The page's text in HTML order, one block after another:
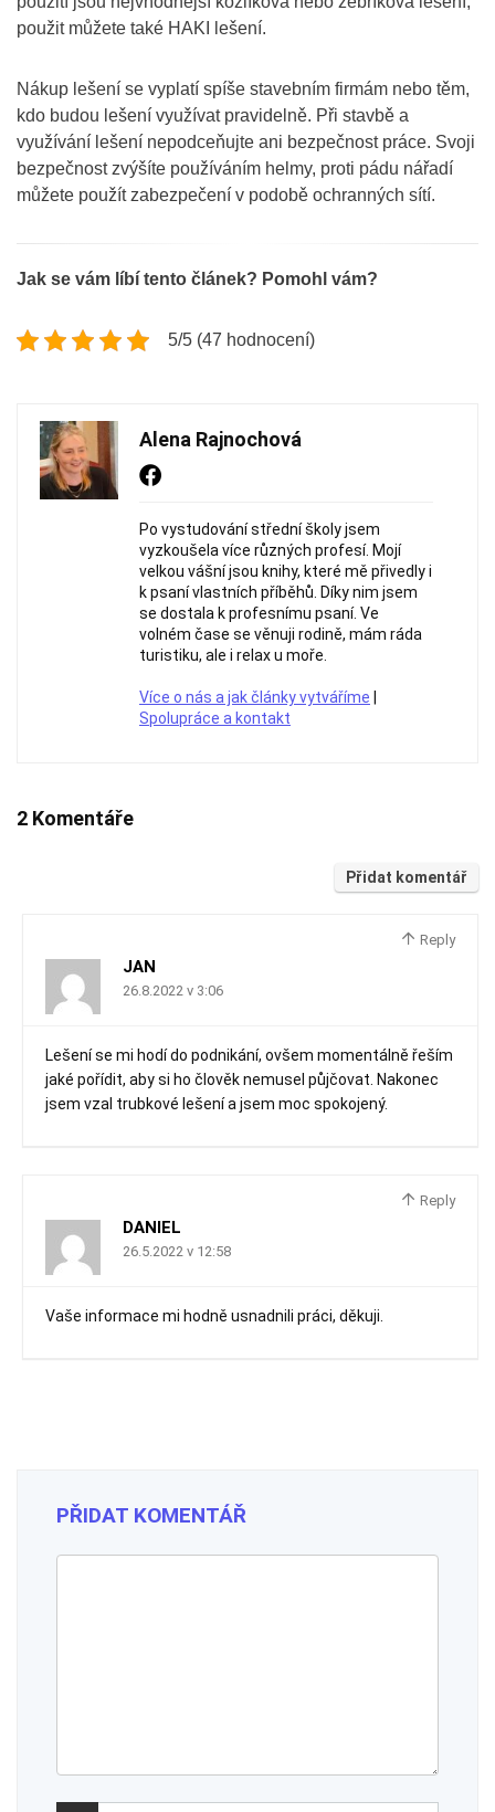
použit můžete také HAKI lešení.
Nákup lešení se vyplatí spíše stavebním firmám nebo těm,
kdo budou lešení využívat pravidelně. Při stavbě a
využívání lešení nepodceňujte ani bezpečnost práce. Svoji
bezpečnost zvýšíte používáním helmy, proti pádu nářadí
můžete použít zabezpečení v podobě ochranných sítí.
Jak se vám líbí tento článek? Pomohl vám?
5/5 (47 hodnocení)
Alena Rajnochová
Po vystudování střední školy jsem
vyzkoušela více různých profesí. Mojí
velkou vášní jsou knihy, které mě přivedly i
k psaní vlastních příběhů. Díky nim jsem
se dostala k profesnímu psaní. Ve
volném čase se věnuji rodině, mám ráda
turistiku, ale i relax u moře.
Více o nás a jak články vytváříme
Spolupráce a kontakt
2 Komentáře
Přidat komentář
Reply
JAN
26.8.2022 v 3:06
Lešení se mi hodí do podnikání, ovšem momentálně řeším
jaké pořídit, aby si ho člověk nemusel půjčovat. Nakonec
jsem vzal trubkové lešení a jsem moc spokojený.
Reply
DANIEL
26.5.2022 v 12:58
Vaše informace mi hodně usnadnili práci, děkuji.
PŘIDAT KOMENTÁŘ